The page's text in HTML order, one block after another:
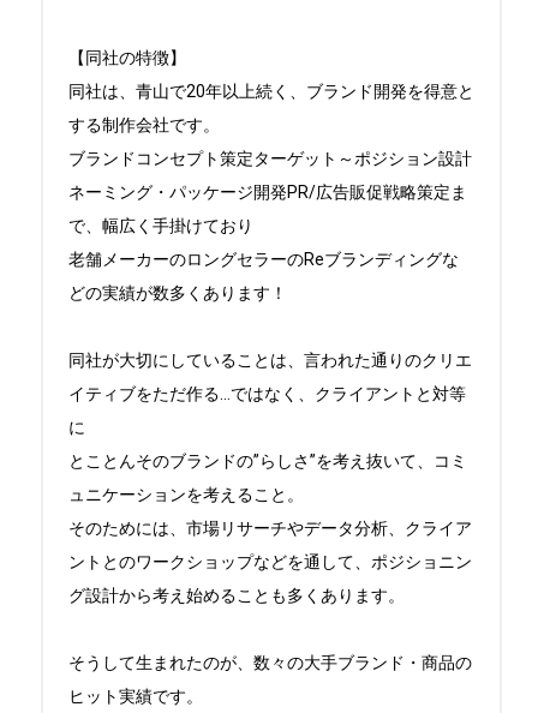
【同社の特徴】
同社は、青山で20年以上続く、ブランド開発を得意と
する制作会社です。
ブランドコンセプト策定ターゲット～ポジション設計
ネーミング・パッケージ開発PR/広告販促戦略策定ま
で、幅広く手掛けており
老舗メーカーのロングセラーのReブランディングな
どの実績が数多くあります！
同社が大切にしていることは、言われた通りのクリエ
イティブをただ作る…ではなく、クライアントと対等
に
とことんそのブランドの”らしさ”を考え抜いて、コミ
ュニケーションを考えること。
そのためには、市場リサーチやデータ分析、クライア
ントとのワークショップなどを通して、ポジショニン
グ設計から考え始めることも多くあります。
そうして生まれたのが、数々の大手ブランド・商品の
ヒット実績です。